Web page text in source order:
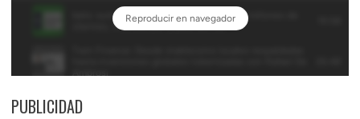
PUBLICIDAD